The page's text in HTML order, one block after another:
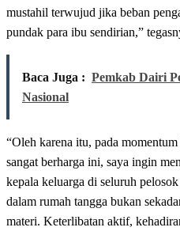
mustahil terwujud jika beban
pundak para ibu sendirian,”
Baca Juga : Pemkab Dairi
Nasional
“Oleh karena itu, pada
sangat berharga ini, saya ingin
kepala keluarga di seluruh
dalam rumah tangga bukan
materi. Keterlibatan aktif,